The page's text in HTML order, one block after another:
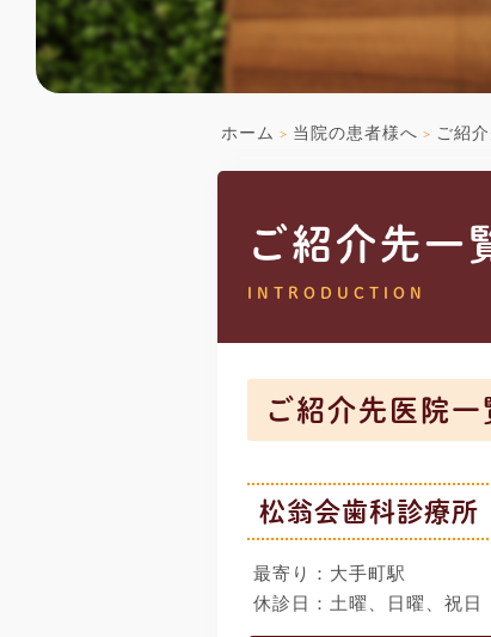
ホーム > 当院の患者様へ > ご紹
ご紹介先一
INTRODUCTION
ご紹介先医院一
松翁会歯科診療所
最寄り：大手町駅
休診日：土曜、日曜、祝日